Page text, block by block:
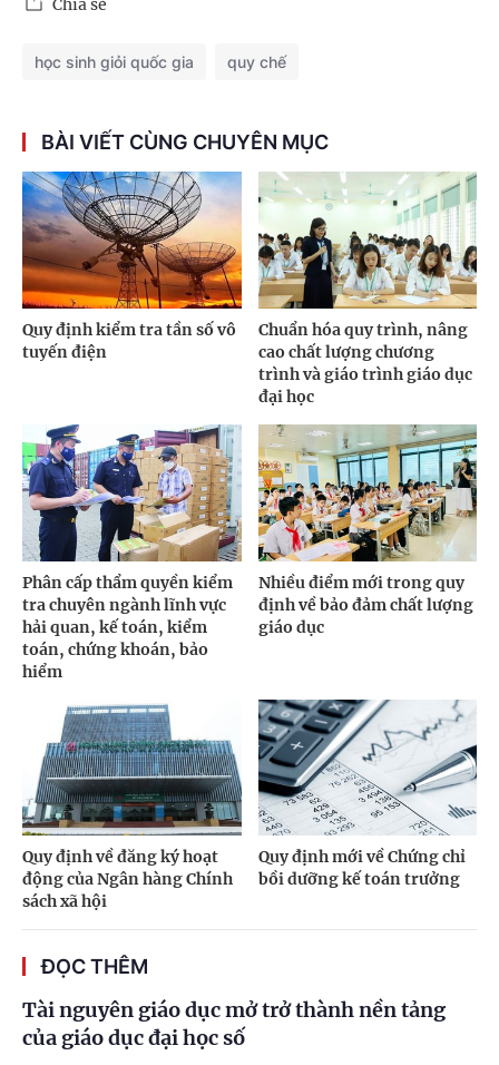
Chia sẻ
học sinh giỏi quốc gia quy chế
BÀI VIẾT CÙNG CHUYÊN MỤC
Quy định kiểm tra tần số vô
tuyến điện
Chuẩn hóa quy trình, nâng
cao chất lượng chương
trình và giáo trình giáo dục
đại học
Phân cấp thẩm quyền kiểm
tra chuyên ngành lĩnh vực
hải quan, kế toán, kiểm
toán, chứng khoán, bảo
hiểm
Nhiều điểm mới trong quy
định về bảo đảm chất lượng
giáo dục
Quy định về đăng ký hoạt
động của Ngân hàng Chính
sách xã hội
Quy định mới về Chứng chỉ
bồi dưỡng kế toán trưởng
ĐỌC THÊM
Tài nguyên giáo dục mở trở thành nền tảng
của giáo dục đại học số